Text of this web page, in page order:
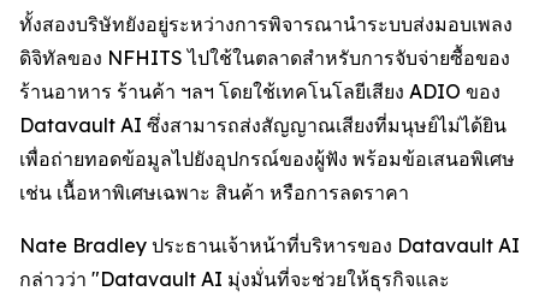
ทั้งสองบริษัทยังอยู่ระหว่างการพิจารณานำระบบส่งมอบเพลง
ดิจิทัลของ NFHITS ไปใช้ในตลาดสำหรับการจับจ่ายซื้อของ
ร้านอาหาร ร้านค้า ฯลฯ โดยใช้เทคโนโลยีเสียง ADIO ของ
Datavault AI ซึ่งสามารถส่งสัญญาณเสียงที่มนุษย์ไม่ได้ยิน
เพื่อถ่ายทอดข้อมูลไปยังอุปกรณ์ของผู้ฟัง พร้อมข้อเสนอพิเศษ
เช่น เนื้อหาพิเศษเฉพาะ สินค้า หรือการลดราคา
Nate Bradley ประธานเจ้าหน้าที่บริหารของ Datavault AI
กล่าวว่า "Datavault AI มุ่งมั่นที่จะช่วยให้ธุรกิจและ